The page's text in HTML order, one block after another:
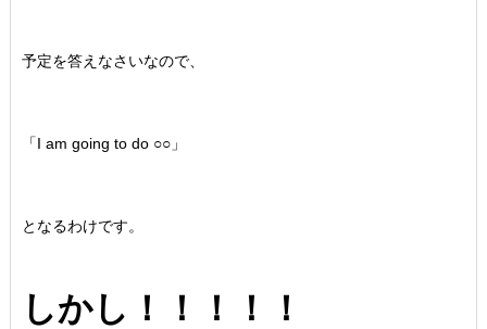
予定を答えなさいなので、
「I am going to do ○○」
となるわけです。
しかし！！！！！